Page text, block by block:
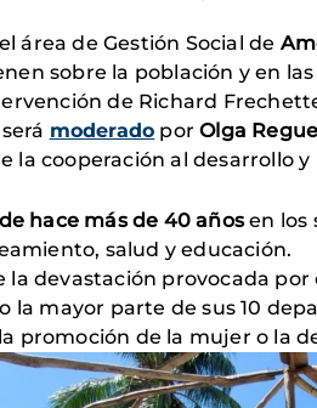
área de Gestión Social de
sobre la población y en
de Richard
moderado por Olga
la cooperación al desarrollo y
hace más de 40 añosen los
salud y educación.
la devastación provocada
la mayor parte de sus 10
promoción de la mujer o la